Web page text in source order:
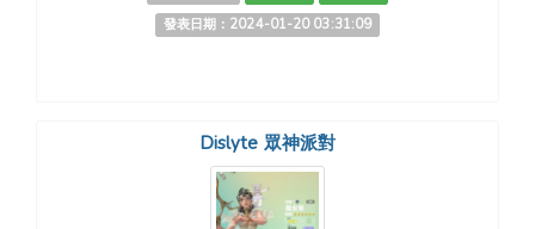
發表日期：2024-01-20 03:31:09
Dislyte 眾神派對